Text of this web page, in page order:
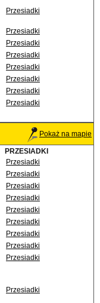
Przesiadki
Przesiadki
Przesiadki
Przesiadki
Przesiadki
Przesiadki
Przesiadki
Przesiadki
Pokaż na mapie
PRZESIADKI
Przesiadki
Przesiadki
Przesiadki
Przesiadki
Przesiadki
Przesiadki
Przesiadki
Przesiadki
Przesiadki
Przesiadki